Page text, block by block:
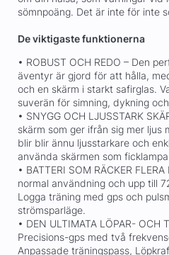
sömnpoäng. Det är inte för inte
De viktigaste funktionerna
• ROBUST OCH REDO – Den
äventyr är gjord för att hålla,
och en skärm i starkt safirglas.
suverän för simning, dykning
• SNYGG OCH LJUSSTARK
skärm som ger ifrån sig mer ljus
blir blir ännu ljusstarkare och
använda skärmen som ficklampa.
• BATTERI SOM RÄCKER
normal användning och upp till
Logga träning med gps och
strömsparläge.
• DEN ULTIMATA LÖPAR- OCH
Precisions-gps med två
Anpassade träningspass,